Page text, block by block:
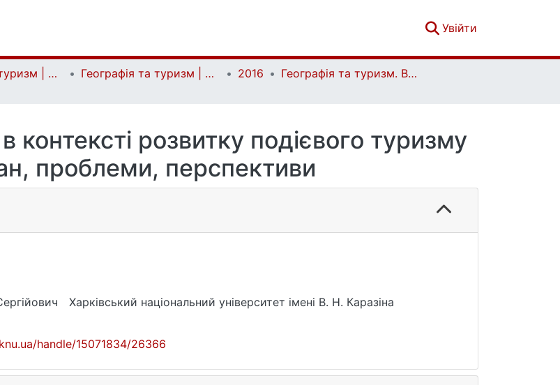
Увійти
Географія та туризм | Geography and tourism Географія та туризм | Geography and tourism 2016
Географія та туризм. Випуск 38
контексті розвитку подієвого туризму
проблеми, перспективи
Харківський національний університет імені В. Н. Каразіна
handle/15071834/26366